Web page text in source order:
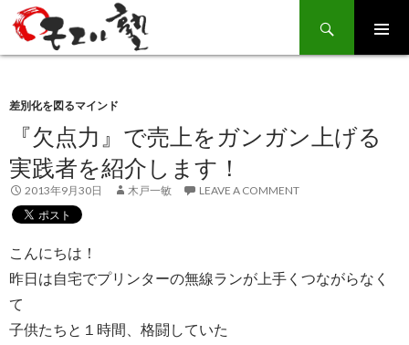
Search
SKIP
TO
差別化を図るマインド
『欠点力』で売上をガンガン上げる
実践者を紹介します！
2013年9月30日 木戸一敏 LEAVE A COMMENT
こんにちは！
昨日は自宅でプリンターの無線ランが上手くつながらなく
て
子供たちと１時間、格闘していた